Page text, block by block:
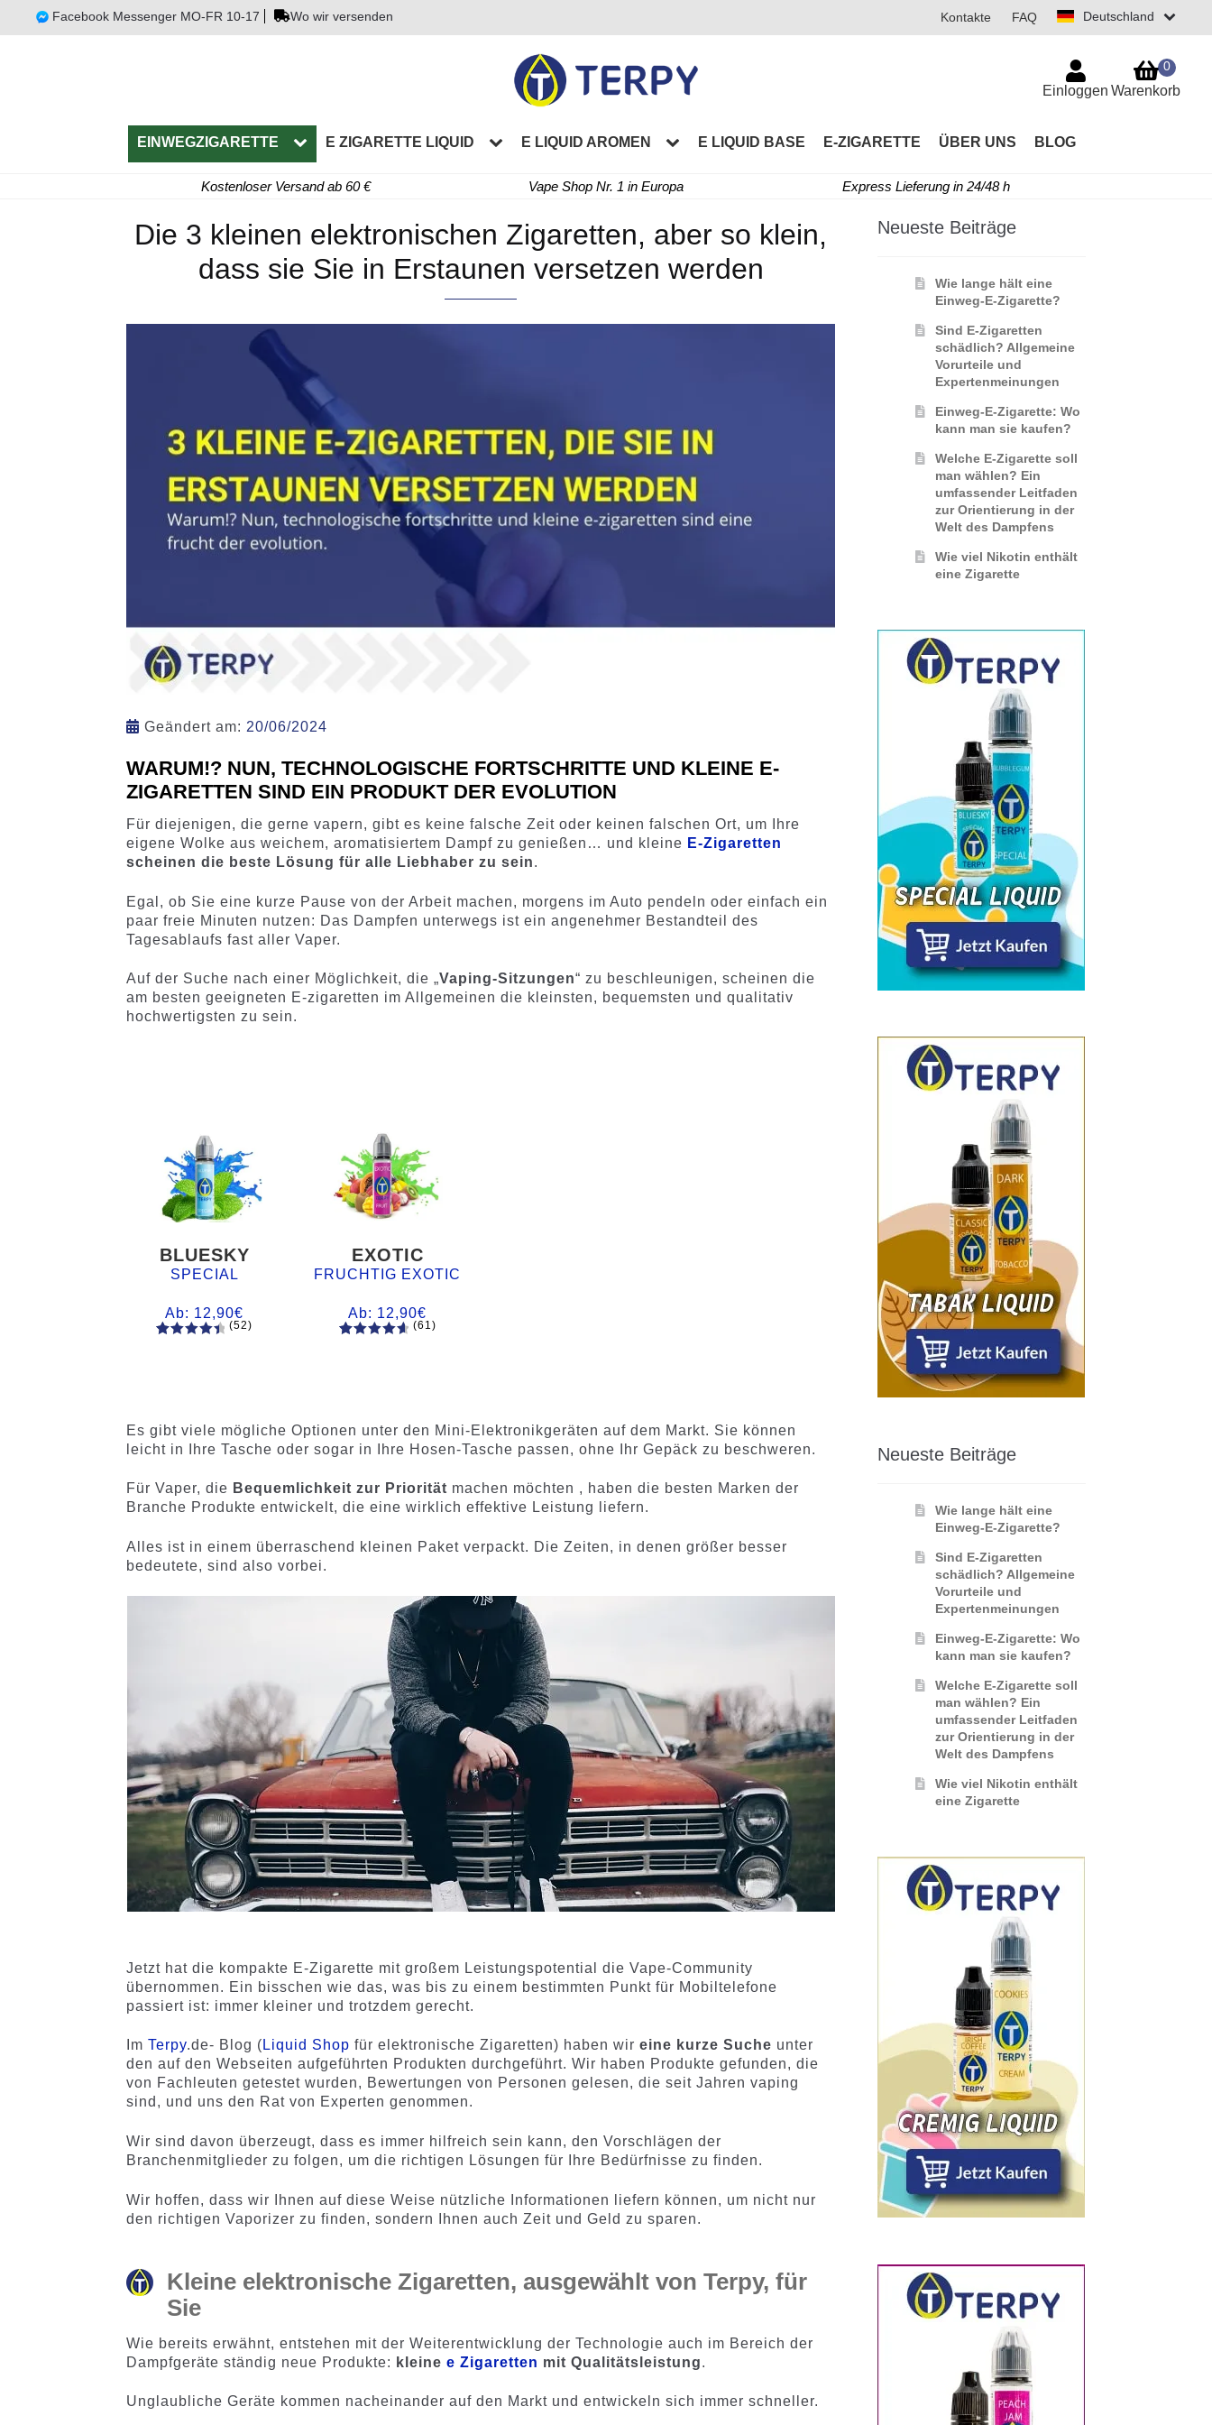
Facebook Messenger MO-FR 10-17 Wo wir versenden Deutschland
Kontakte FAQ
EINWEGZIGARETTE E ZIGARETTE LIQUID E LIQUID AROMEN E LIQUID BASE E-ZIGARETTE ÜBER UNS BLOG
Einloggen Warenkorb
0
Kostenloser Versand ab 60 € Vape Shop Nr. 1 in Europa Express Lieferung in 24/48 h
Die 3 kleinen elektronischen Zigaretten, aber so klein,
dass sie Sie in Erstaunen versetzen werden
Geändert am: 20/06/2024
WARUM!? NUN, TECHNOLOGISCHE FORTSCHRITTE UND KLEINE E-
ZIGARETTEN SIND EIN PRODUKT DER EVOLUTION
Für diejenigen, die gerne vapern, gibt es keine falsche Zeit oder keinen falschen Ort, um Ihre
eigene Wolke aus weichem, aromatisiertem Dampf zu genießen… und kleine E-Zigaretten
scheinen die beste Lösung für alle Liebhaber zu sein.
Egal, ob Sie eine kurze Pause von der Arbeit machen, morgens im Auto pendeln oder einfach ein
paar freie Minuten nutzen: Das Dampfen unterwegs ist ein angenehmer Bestandteil des
Tagesablaufs fast aller Vaper.
Auf der Suche nach einer Möglichkeit, die „Vaping-Sitzungen“ zu beschleunigen, scheinen die
am besten geeigneten E-zigaretten im Allgemeinen die kleinsten, bequemsten und qualitativ
hochwertigsten zu sein.
BLUESKY
SPECIAL
Ab: 12,90€
d auf
Kundenb
en
(52)
EXOTIC
FRUCHTIG EXOTIC
Ab: 12,90€
auf
Kundenb
en
(61)
Es gibt viele mögliche Optionen unter den Mini-Elektronikgeräten auf dem Markt. Sie können
leicht in Ihre Tasche oder sogar in Ihre Hosen-Tasche passen, ohne Ihr Gepäck zu beschweren.
Für Vaper, die Bequemlichkeit zur Priorität machen möchten , haben die besten Marken der
Branche Produkte entwickelt, die eine wirklich effektive Leistung liefern.
Alles ist in einem überraschend kleinen Paket verpackt. Die Zeiten, in denen größer besser
bedeutete, sind also vorbei.
Jetzt hat die kompakte E-Zigarette mit großem Leistungspotential die Vape-Community
übernommen. Ein bisschen wie das, was bis zu einem bestimmten Punkt für Mobiltelefone
passiert ist: immer kleiner und trotzdem gerecht.
ImTerpy.de- Blog ( Liquid Shop für elektronische Zigaretten) haben wireine kurze Suche unter
den auf den Webseiten aufgeführten Produkten durchgeführt. Wir haben Produkte gefunden, die
von Fachleuten getestet wurden, Bewertungen von Personen gelesen, die seit Jahren vaping
sind, und uns den Rat von Experten genommen.
Wir sind davon überzeugt, dass es immer hilfreich sein kann, den Vorschlägen der
Branchenmitglieder zu folgen, um die richtigen Lösungen für Ihre Bedürfnisse zu finden.
Wir hoffen, dass wir Ihnen auf diese Weise nützliche Informationen liefern können, um nicht nur
den richtigen Vaporizer zu finden, sondern Ihnen auch Zeit und Geld zu sparen.
Kleine elektronische Zigaretten, ausgewählt von Terpy, für
Sie
Wie bereits erwähnt, entstehen mit der Weiterentwicklung der Technologie auch im Bereich der
Dampfgeräte ständig neue Produkte: kleinee Zigaretten mit Qualitätsleistung.
Unglaubliche Geräte kommen nacheinander auf den Markt und entwickeln sich immer schneller.
Neueste Beiträge
Wie lange hält eine
Einweg-E-Zigarette?
Sind E-Zigaretten
schädlich? Allgemeine
Vorurteile und
Expertenmeinungen
Einweg-E-Zigarette: Wo
kann man sie kaufen?
Welche E-Zigarette soll
man wählen? Ein
umfassender Leitfaden
zur Orientierung in der
Welt des Dampfens
Wie viel Nikotin enthält
eine Zigarette
Neueste Beiträge
Wie lange hält eine
Einweg-E-Zigarette?
Sind E-Zigaretten
schädlich? Allgemeine
Vorurteile und
Expertenmeinungen
Einweg-E-Zigarette: Wo
kann man sie kaufen?
Welche E-Zigarette soll
man wählen? Ein
umfassender Leitfaden
zur Orientierung in der
Welt des Dampfens
Wie viel Nikotin enthält
eine Zigarette